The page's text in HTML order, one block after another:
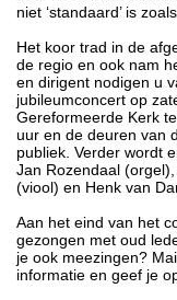
niet ‘standaard’ is
Het koor trad in de
de regio en ook nam
en dirigent nodigen u
jubileumconcert op
Gereformeerde Kerk
uur en de deuren van
publiek. Verder wordt
Jan Rozendaal
(viool) en Henk van
Aan het eind van het
gezongen met oud
je ook meezingen?
informatie en geef je